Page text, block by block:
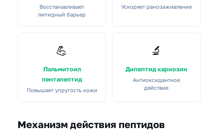
Восстанавливает
липидный барьер
Ускоряет ранозаживление
💪
Пальмитоил
пентапептид
Повышает упругость кожи
🔬
Дипептид карнозин
Антиоксидантное
действие
Механизм действия пептидов